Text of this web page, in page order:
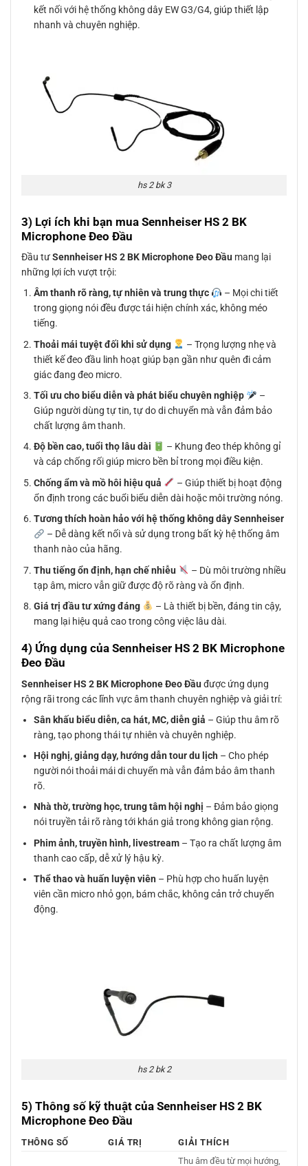
kết nối với hệ thống không dây EW G3/G4, giúp thiết lập
nhanh và chuyên nghiệp.
hs 2 bk 3
3) Lợi ích khi bạn mua Sennheiser HS 2 BK
Microphone Đeo Đầu
Đầu tưSennheiser HS 2 BK Microphone Đeo Đầu mang lại
những lợi ích vượt trội:
Âm thanh rõ ràng, tự nhiên và trung thực
– Mọi chi tiết
trong giọng nói đều được tái hiện chính xác, không méo
tiếng.
Thoải mái tuyệt đối khi sử dụng
– Trọng lượng nhẹ và
thiết kế đeo đầu linh hoạt giúp bạn gần như quên đi cảm
giác đang đeo micro.
Tối ưu cho biểu diễn và phát biểu chuyên nghiệp
–
Giúp người dùng tự tin, tự do di chuyển mà vẫn đảm bảo
chất lượng âm thanh.
Độ bền cao, tuổi thọ lâu dài
– Khung đeo thép không gỉ
và cáp chống rối giúp micro bền bỉ trong mọi điều kiện.
Chống ẩm và mồ hôi hiệu quả
– Giúp thiết bị hoạt động
ổn định trong các buổi biểu diễn dài hoặc môi trường nóng.
Tương thích hoàn hảo với hệ thống không dây Sennheiser
– Dễ dàng kết nối và sử dụng trong bất kỳ hệ thống âm
thanh nào của hãng.
Thu tiếng ổn định, hạn chế nhiễu
– Dù môi trường nhiều
tạp âm, micro vẫn giữ được độ rõ ràng và ổn định.
Giá trị đầu tư xứng đáng
– Là thiết bị bền, đáng tin cậy,
mang lại hiệu quả cao trong công việc lâu dài.
4) Ứng dụng của Sennheiser HS 2 BK Microphone
Đeo Đầu
Sennheiser HS 2 BK Microphone Đeo Đầu được ứng dụng
rộng rãi trong các lĩnh vực âm thanh chuyên nghiệp và giải trí:
Sân khấu biểu diễn, ca hát, MC, diễn giả – Giúp thu âm rõ
ràng, tạo phong thái tự nhiên và chuyên nghiệp.
Hội nghị, giảng dạy, hướng dẫn tour du lịch – Cho phép
người nói thoải mái di chuyển mà vẫn đảm bảo âm thanh
rõ.
Nhà thờ, trường học, trung tâm hội nghị – Đảm bảo giọng
nói truyền tải rõ ràng tới khán giả trong không gian rộng.
Phim ảnh, truyền hình, livestream – Tạo ra chất lượng âm
thanh cao cấp, dễ xử lý hậu kỳ.
Thể thao và huấn luyện viên – Phù hợp cho huấn luyện
viên cần micro nhỏ gọn, bám chắc, không cản trở chuyển
động.
hs 2 bk 2
5) Thông số kỹ thuật của Sennheiser HS 2 BK
Microphone Đeo Đầu
THÔNG SỐ GIÁ TRỊ
GIẢI THÍCH
Thu âm đều từ mọi hướng,